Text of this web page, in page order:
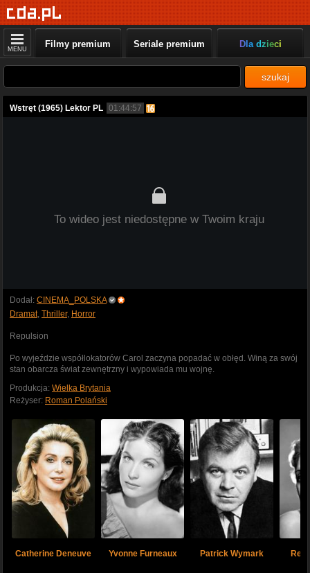
MENU Filmy premium Seriale premium Dla dzieci
szukaj
Wstręt (1965) Lektor PL 01:44:57
To wideo jest niedostępne w Twoim kraju
Dodał: CINEMA_POLSKA
Dramat, Thriller, Horror
Repulsion
Po wyjeździe współlokatorów Carol zaczyna popadać w obłęd. Winą za swój
stan obarcza świat zewnętrzny i wypowiada mu wojnę.
Produkcja: Wielka Brytania
Reżyser: Roman Polański
Catherine Deneuve Yvonne Furneaux Patrick Wymark